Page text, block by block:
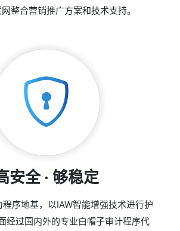
整合营销推广方案和技术支持。
安全 · 够稳定
序地基，以IAW智能增强技术进行护
经过国内外的专业白帽子审计程序代